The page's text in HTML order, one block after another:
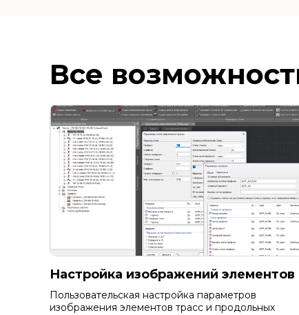
Все
Настройка изображений элементов
Пользовательская настройка параметров
изображения элементов трасс и продольных